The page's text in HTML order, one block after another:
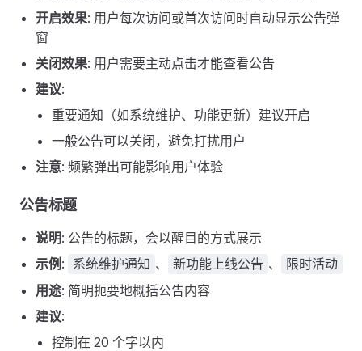
开启效果: 用户每次访问或首次访问时自动显示公告弹
窗
关闭效果: 用户需要主动点击才能查看公告
建议:
重要通知（如系统维护、功能更新）建议开启
一般公告可以关闭，避免打扰用户
注意: 频繁弹出可能影响用户体验
公告标题
说明: 公告的标题，会以醒目的方式展示
示例 : 系统维护通知 、 新功能上线公告 、 限时活动
用途: 简明扼要地概括公告内容
建议:
控制在 20 个字以内